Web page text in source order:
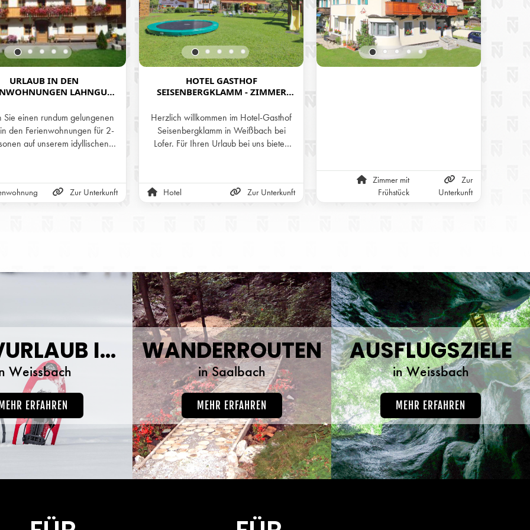
URLAUB IN DEN
LAHNGUT
Sie einen rundum gelungenen
den Ferienwohnungen für 2-
auf unserem idyllischen
Urlaub mit Kindern geeignet
sich in ruhiger und doch
Zur Unterkunft
HOTEL GASTHOF
SEISENBERGKLAMM - ZIMMER
HALBPENSION IN WEISSBACH BEI L
OFER
Herzlich willkommen im Hotel-Gasthof
Seisenbergklamm in Weißbach bei
Lofer. Für Ihren Urlaub bei uns bieten
wahlweise mittags oder abends). Ein
Eigener Wellnessbereich im Hotel
Hotel Zur Unterkunft
Zimmer mit
Frühstück
Zur
Unterkunft
AKTIVURLAUB IM WINTER
Weissbach
MEHR ERFAHREN
WANDERROUTEN
in Saalbach
MEHR ERFAHREN
AUSFLUGSZIELE
in Weissbach
MEHR ERFAHREN